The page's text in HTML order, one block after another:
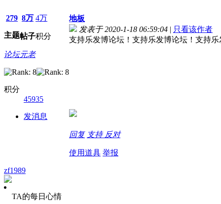
279
主题
8万
帖子
4万
积分
论坛元老
积分
45935
发消息
地板
发表于 2020-1-18 06:59:04 | 只看该作者
支持乐发博论坛！支持乐发博论坛！支持
回复 支持 反对
使用道具 举报
zf1989
TA的每日心情